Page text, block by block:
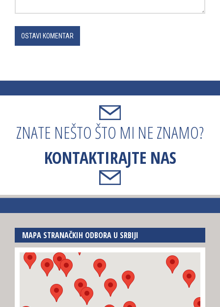
OSTAVI KOMENTAR
ZNATE NEŠTO ŠTO MI NE ZNAMO?
KONTAKTIRAJTE NAS
MAPA STRANAČKIH ODBORA U SRBIJI